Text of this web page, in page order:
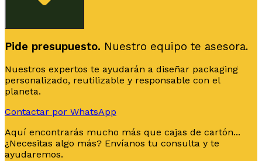
Pide presupuesto. Nuestro equipo te asesora.
Nuestros expertos te ayudarán a diseñar packaging
personalizado, reutilizable y responsable con el
planeta.
Contactar por WhatsApp
Aquí encontrarás mucho más que cajas de cartón...
¿Necesitas algo más? Envíanos tu consulta y te
ayudaremos.